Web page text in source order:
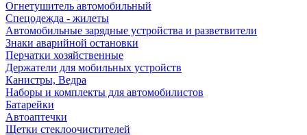
Огнетушитель автомобильный
Спецодежда - жилеты
Автомобильные зарядные устройства и разветвители
Знаки аварийной остановки
Перчатки хозяйственные
Держатели для мобильных устройств
Канистры, Ведра
Наборы и комплекты для автомобилистов
Батарейки
Автоаптечки
Щетки стеклоочистителей